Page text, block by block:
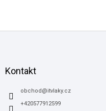
Kontakt
obchod @itvlaky.cz
+420577912599